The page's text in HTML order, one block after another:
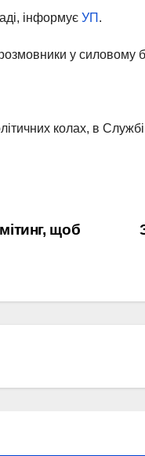
інформує УП .
у силовому
колах, в
щоб